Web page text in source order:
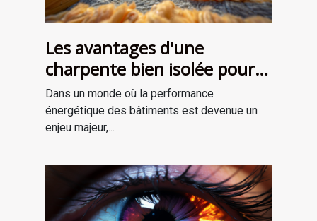
Les avantages d'une
charpente bien isolée pour
l'efficacité énergétique
Dans un monde où la performance
énergétique des bâtiments est devenue un
enjeu majeur,...